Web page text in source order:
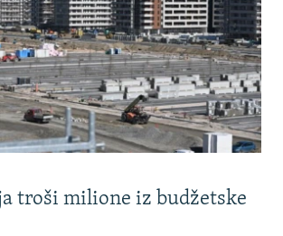
troši milione iz budžetske